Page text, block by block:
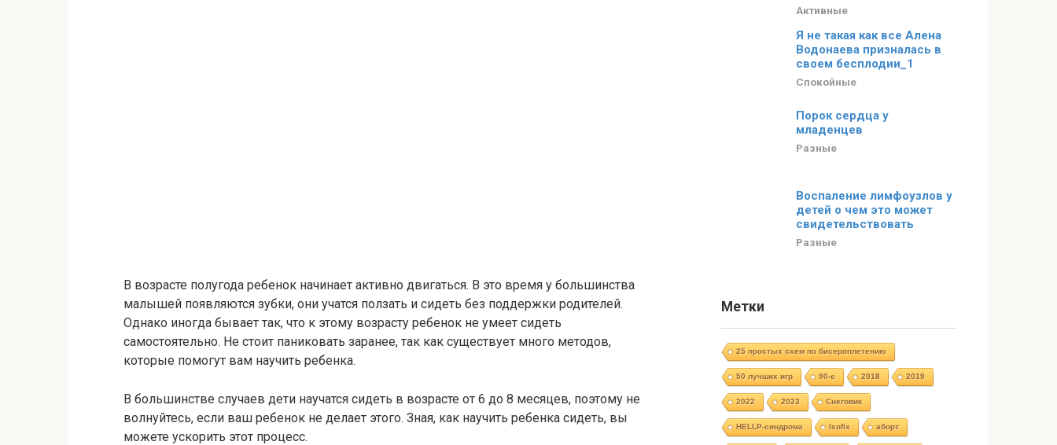
В возрасте полугода ребенок начинает активно двигаться. В это время у большинства
малышей появляются зубки, они учатся ползать и сидеть без поддержки родителей.
Однако иногда бывает так, что к этому возрасту ребенок не умеет сидеть
самостоятельно. Не стоит паниковать заранее, так как существует много методов,
которые помогут вам научить ребенка.
В большинстве случаев дети научатся сидеть в возрасте от 6 до 8 месяцев, поэтому не
волнуйтесь, если ваш ребенок не делает этого. Зная, как научить ребенка сидеть, вы
можете ускорить этот процесс.
Активные
Я не такая как все Алена
Водонаева призналась в
своем бесплодии_1
Спокойные
Порок сердца у
младенцев
Разные
Воспаление лимфоузлов у
детей о чем это может
свидетельствовать
Разные
Метки
25 простых схем по бисероплетению
50 лучших игр 90-е 2018 2019
2022 2023 Cнеговик
HELLP-синдрома Isofix аборт